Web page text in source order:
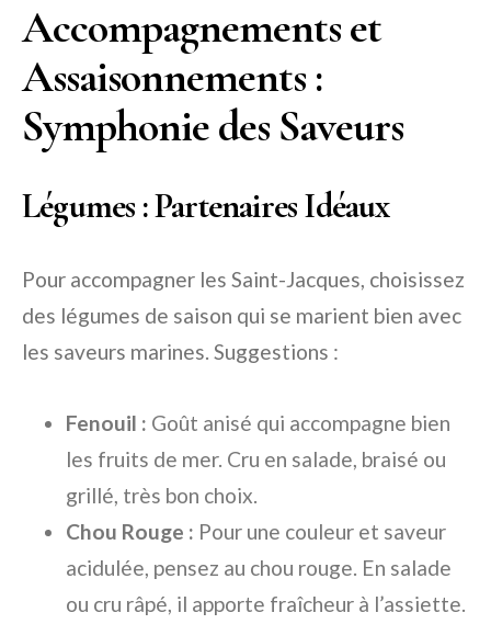
Accompagnements et
Assaisonnements :
Symphonie des Saveurs
Légumes : Partenaires Idéaux
Pour accompagner les Saint-Jacques, choisissez
des légumes de saison qui se marient bien avec
les saveurs marines. Suggestions :
Fenouil : Goût anisé qui accompagne bien
les fruits de mer. Cru en salade, braisé ou
grillé, très bon choix.
Chou Rouge : Pour une couleur et saveur
acidulée, pensez au chou rouge. En salade
ou cru râpé, il apporte fraîcheur à l’assiette.